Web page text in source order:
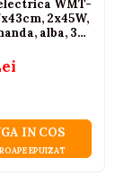
WMT-
2x45W,
alba, 3
IN COS
EPUIZAT